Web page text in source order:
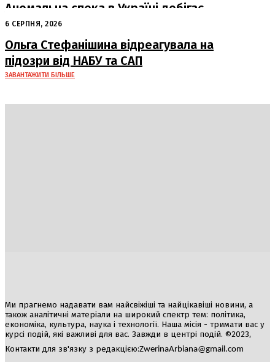
Аномальна спека в Україні добігає
кінця: очікується похолодання
6 СЕРПНЯ, 2026
Ольга Стефанішина відреагувала на
підозри від НАБУ та САП
ЗАВАНТАЖИТИ БІЛЬШЕ
Ми прагнемо надавати вам найсвіжіші та найцікавіші новини, а
також аналітичні матеріали на широкий спектр тем: політика,
економіка, культура, наука і технології. Наша місія - тримати вас у
курсі подій, які важливі для вас. Завжди в центрі подій. ©2023,
Контакти для зв'язку з редакцією:ZwerinaArbiana@gmail.com